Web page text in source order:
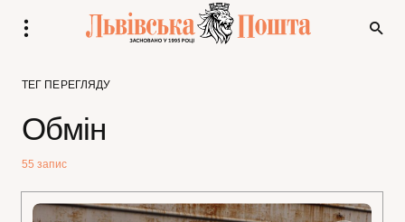
ТЕГ ПЕРЕГЛЯДУ
Обмін
55 запис